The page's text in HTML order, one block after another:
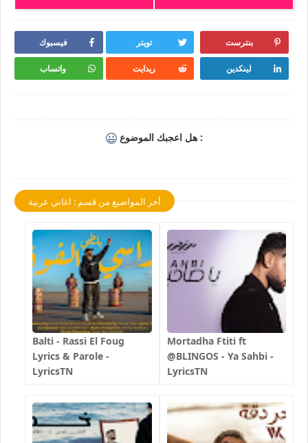
فيسبوك تويتر بنترست
واتساب ريدايت لينكدين
هل اعجبك الموضوع :
أخر المواضيع من قسم : اغاني عربية
Balti - Rassi El Foug
Lyrics & Parole -
LyricsTN
Mortadha Ftiti ft
@BLINGOS - Ya Sahbi -
LyricsTN